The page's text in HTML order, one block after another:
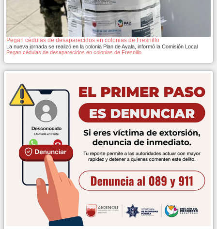
Pegan cédulas de desaparecidos en colonias de Fresnillo
La nueva jornada se realizó en la colonia Plan de Ayala, informó la Comisión Local
Pegan cédulas de desaparecidos en colonias de Fresnillo